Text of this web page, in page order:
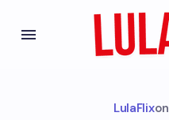
LulaFlixon